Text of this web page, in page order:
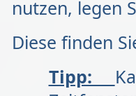
nutzen, legen
Diese finden
Tipp: